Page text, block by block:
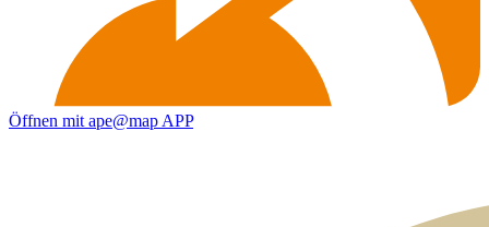
Öffnen mit ape@map APP